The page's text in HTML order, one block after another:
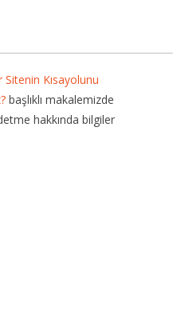
Sitenin Kısayolunu
başlıklı makalemizde
hakkında bilgiler